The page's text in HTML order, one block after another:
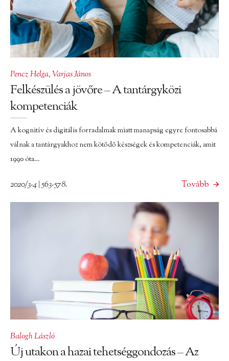
Pencz Helga,Varjas János
Felkészülés a jövőre – A tantárgyközi
kompetenciák
A kognitív és digitális forradalmak miatt manapság egyre fontosabbá
válnak a tantárgyakhoz nem kötődő készségek és kompetenciák, amit
1990 óta…
2020/3-4 | 563-578. Tovább
Balogh László
Új utakon a hazai tehetséggondozás – Az